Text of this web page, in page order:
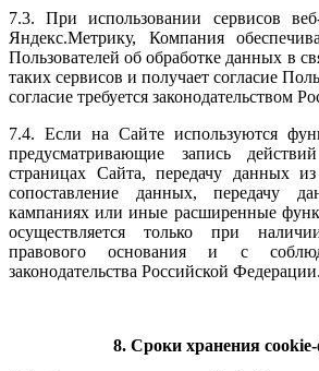
7.3. При использовании сервисов
Яндекс.Метрику, Компания
Пользователей об обработке данных в
таких сервисов и получает согласие
согласие требуется законодательством
7.4. Если на Сайте используются
предусматривающие запись
страницах Сайта, передачу данных
сопоставление данных, передачу
кампаниях или иные расширенные
осуществляется только при
правового основания и с
законодательства Российской Федерации.
8. Сроки хранения